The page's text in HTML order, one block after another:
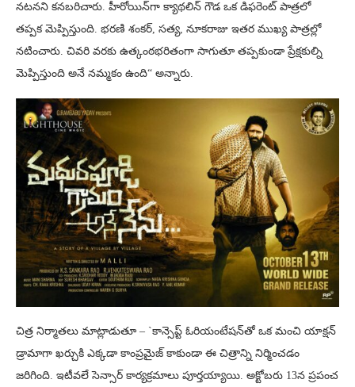
న‌ట‌న‌ని క‌న‌బ‌రిచారు. హీరోయిన్‌గా క్యాథ‌లిన్ గౌడ ఒక డిఫ‌రెంట్ పాత్ర‌లో
త‌ప్ప‌క‌ మెప్పిస్తుంది. భ‌ర‌ణి శంక‌ర్‌, స‌త్య‌, నూక‌రాజు ఇత‌ర ముఖ్య పాత్ర‌ల్లో
న‌టించారు. చివ‌రి వ‌ర‌కు ఉత్కంఠభరితంగా సాగుతూ త‌ప్ప‌కుండా ప్రేక్ష‌కుల్ని
మెప్పిస్తుంది అనే న‌మ్మ‌కం ఉంది“ అన్నారు.
చిత్ర నిర్మాత‌లు మాట్లాడుతూ – `కాన్సెప్ట్ ఓరియంటేష‌న్‌తో ఒక మంచి యాక్ష‌న్
డ్రామాగా ఖ‌ర్చుకి ఎక్క‌డా కాంప్ర‌మైజ్ కాకుండా ఈ చిత్రాన్ని నిర్మించ‌డం
జ‌రిగింది. ఇటీవ‌లే సెన్సార్ కార్య‌క్ర‌మాలు పూర్త‌య్యాయి. అక్టోబ‌రు 13న ప్ర‌పంచ